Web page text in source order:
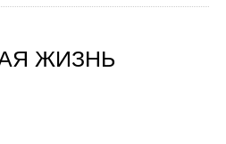
ЖИЗНЬ